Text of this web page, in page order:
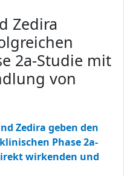
Zedira
2a-Studie mit
von
Zedira geben den
Phase 2a-
wirkenden und